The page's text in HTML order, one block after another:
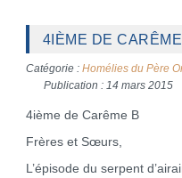
4IÈME DE
Catégorie : Homélies du Père
Publication : 14 mars 2015
4ième de Carême B
Frères et Sœurs,
L’épisode du serpent